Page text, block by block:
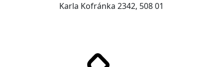
Karla Kofránka 2342, 508 01